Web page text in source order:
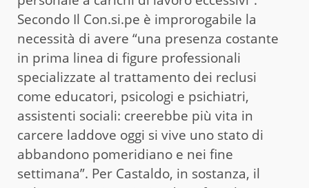
Secondo Il Con.si.pe è improrogabile la
necessità di avere “una presenza costante
in prima linea di figure professionali
specializzate al trattamento dei reclusi
come educatori, psicologi e psichiatri,
assistenti sociali: creerebbe più vita in
carcere laddove oggi si vive uno stato di
abbandono pomeridiano e nei fine
settimana”. Per Castaldo, in sostanza, il